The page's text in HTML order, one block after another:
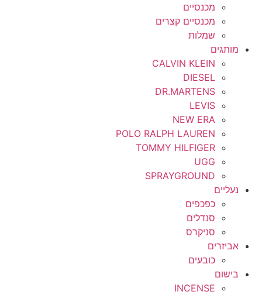
מכנסיים
מכנסיים קצרים
שמלות
מותגים
CALVIN KLEIN
DIESEL
DR.MARTENS
LEVIS
NEW ERA
POLO RALPH LAUREN
TOMMY HILFIGER
UGG
SPRAYGROUND
נעליים
כפכפים
סנדלים
סניקרס
אביזרים
כובעים
בישום
INCENSE